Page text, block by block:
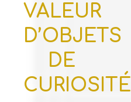
VALEUR
D’OBJETS
DE
CURIOSITÉ